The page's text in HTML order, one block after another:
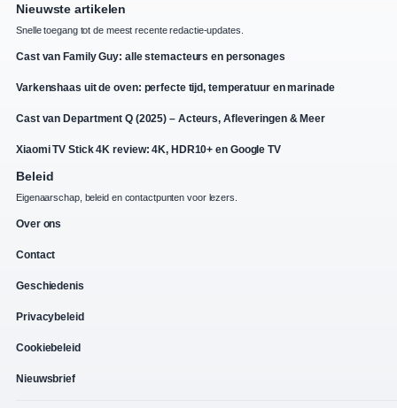
Nieuwste artikelen
Snelle toegang tot de meest recente redactie-updates.
Cast van Family Guy: alle stemacteurs en personages
Varkenshaas uit de oven: perfecte tijd, temperatuur en marinade
Cast van Department Q (2025) – Acteurs, Afleveringen & Meer
Xiaomi TV Stick 4K review: 4K, HDR10+ en Google TV
Beleid
Eigenaarschap, beleid en contactpunten voor lezers.
Over ons
Contact
Geschiedenis
Privacybeleid
Cookiebeleid
Nieuwsbrief